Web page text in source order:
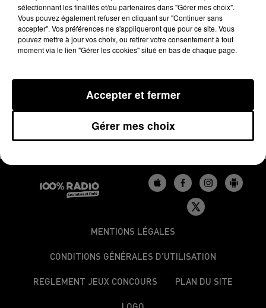
d’herbe.
Les deux trentenaires seront jugés prochainement.
L’opération a été menée conjointement par les
cynophile de Colomiers.
MENTIONS LÉGALES
CONDITIONS GÉNÉRALES D’UTILISATION
REGLEMENT JEUX CONCOURS PLAN DU SITE
sélectionnant les finalités et/ou partenaires dans "Gérer mes choix".
Vous pouvez également refuser en cliquant sur "Continuer sans
accepter". Vos préférences ne s'appliqueront que pour ce site. Vous
pouvez mettre à jour vos choix, ou retirer votre consentement à tout
moment via le lien "Gérer les cookies" situé en bas de chaque page.
Gérer mes choix
Accepter et fermer